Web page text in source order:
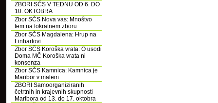
ZBORI SČS V TEDNU OD 6. DO
10. OKTOBRA
Zbor SČS Nova vas: Mnoštvo
tem na tokratnem zboru
Zbor SČS Magdalena: Hrup na
Linhartovi
Zbor SČS Koroška vrata: O usodi
Doma MČ Koroška vrata ni
konsenza
Zbor SČS Kamnica: Kamnica je
Maribor v malem
ZBORI Samoorganiziranih
četrtnih in krajevnih skupnosti
Maribora od 13. do 17. oktobra